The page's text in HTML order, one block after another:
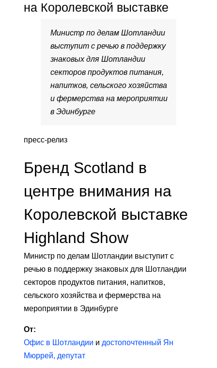
на Королевской выставке
Министр по делам Шотландии
выступит с речью в поддержку
знаковых для Шотландии
секторов продуктов питания,
напитков, сельского хозяйства
и фермерства на мероприятии
в Эдинбурге
пресс-релиз
Бренд Scotland в
центре внимания на
Королевской выставке
Highland Show
Министр по делам Шотландии выступит с
речью в поддержку знаковых для Шотландии
секторов продуктов питания, напитков,
сельского хозяйства и фермерства на
мероприятии в Эдинбурге
От:
Офис в Шотландии и достопочтенный Ян
Мюррей, депутат